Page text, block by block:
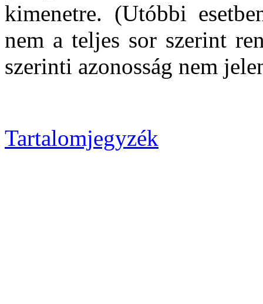
kimenetre. (Utóbbi
nem a teljes sor szerint
szerinti azonosság nem
Tartalomjegyzék